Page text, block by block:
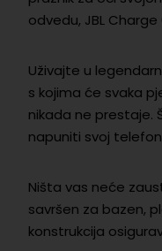
odvedu, JBL
Uživajte u
s kojima će svaka
nikada ne prestaje.
napuniti svoj
Ništa vas neće
savršen za bazen,
konstrukcija